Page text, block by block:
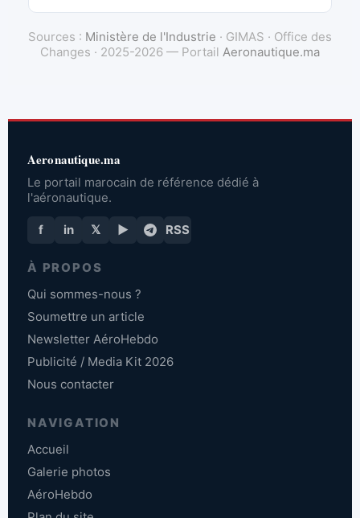
Sources : Ministère de l'Industrie · GIMAS · Office des
Changes · 2025-2026 — Portail Aeronautique.ma
Aeronautique.ma
Le portail marocain de référence dédié à
l'aéronautique.
f in 𝕏 ▶ RSS
À PROPOS
Qui sommes-nous ?
Soumettre un article
Newsletter AéroHebdo
Publicité / Media Kit 2026
Nous contacter
NAVIGATION
Accueil
Galerie photos
AéroHebdo